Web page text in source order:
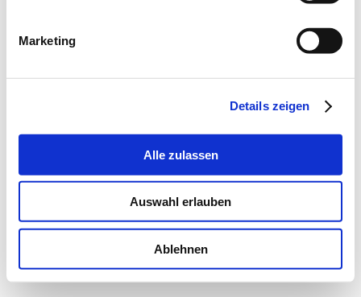
Marketing
Details zeigen
Alle zulassen
Auswahl erlauben
Ablehnen